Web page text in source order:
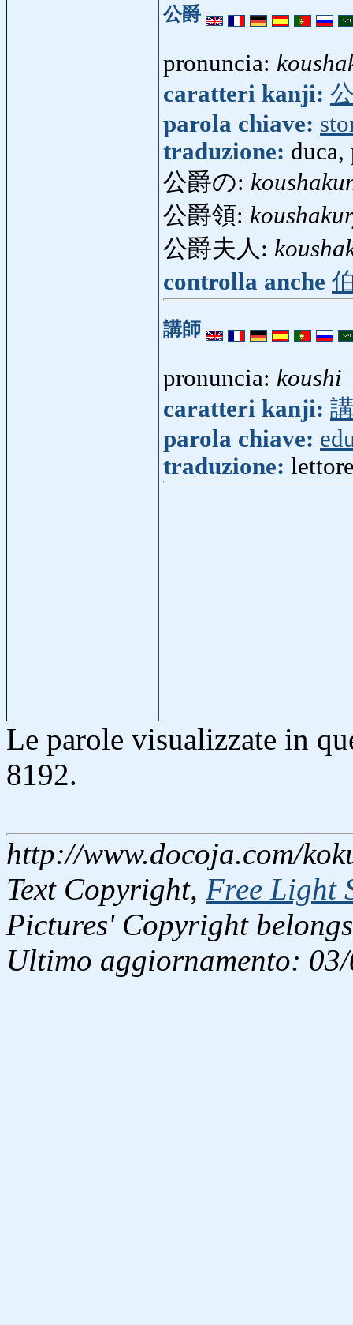
公爵
pronuncia:
caratteri kanji:
parola chiave:
traduzione: duca,
公爵の:
公爵領:
公爵夫人:
controlla anche
講師
pronuncia: koushi
caratteri kanji:
parola chiave:
traduzione:
Le parole visualizzate in
8192.
http://www.docoja.com/
Text Copyright, Free Light
Pictures' Copyright
Ultimo aggiornamento: